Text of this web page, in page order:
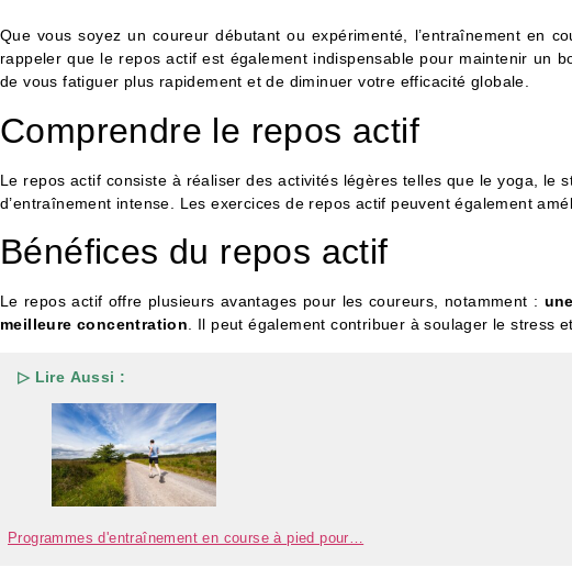
Que vous soyez un coureur débutant ou expérimenté, l’entraînement en
rappeler que le repos actif est également indispensable pour maintenir un
de vous fatiguer plus rapidement et de diminuer votre efficacité globale.
Comprendre le repos actif
Le repos actif consiste à réaliser des activités légères telles que le yoga,
d’entraînement intense. Les exercices de repos actif peuvent également
Bénéfices du repos actif
Le repos actif offre plusieurs avantages pour les coureurs, notamment :
meilleure concentration. Il peut également contribuer à soulager le stress
▷ Lire Aussi :
Programmes d'entraînement en course à pied pour…